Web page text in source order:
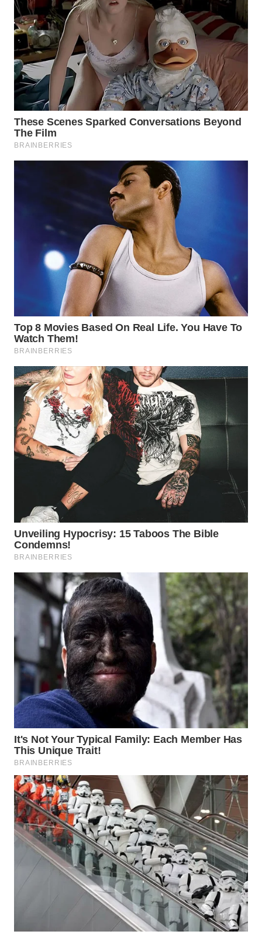
WN
KALTARA
WN
KALSEL
WN
KALTIM
SULUT
WN
MALUT
WN
DAIRI
WN
DANAU
TOBA
WN
LANGKAT
WN
TAPANULI
SELATAN
WN
TANJUNG
LESUNG
WN
KARO
WN
SIMALUNGUN
WN
LABUHANBATU
WN
TAPANULI
TENGAH
WN DELI
SERDANG